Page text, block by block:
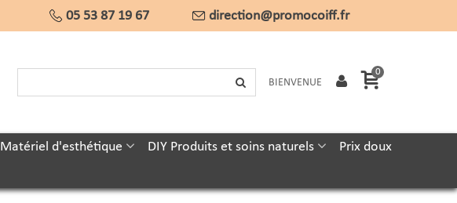
05 53 87 19 67 direction@promocoiff.fr
BIENVENUE
0
Matériel d'esthétique DIY Produits et soins naturels Prix doux